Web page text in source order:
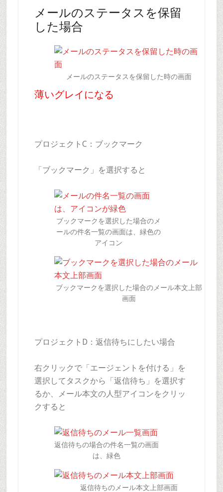
メールのステータスを保留
した場合
メールのステータスを保留した時の画面
薄いグレイになる
プロジェクトC：ブックマーク
「ブックマーク」を選択すると
ブックマークを選択した場合のメ
ールの件名一覧の画面は、緑色の
アイコン
ブックマークを選択した場合のメール本文上部
画面
プロジェクトD：返信待ちにしたい場合
右クリックで「エージェントを付ける」を
選択してタスクから「返信待ち」を選択す
るか、メール本文の人型アイコンをクリッ
クすると
返信待ちの場合の件名一覧の画面
は、緑色
返信待ちのメール本文上部画面